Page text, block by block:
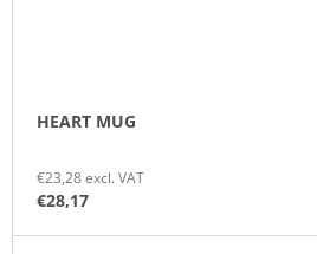
HEART MUG
€23,28 excl. VAT
€28,17